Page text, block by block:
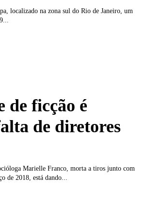
localizado na zona sul do Rio de Janeiro, um
de ficção é
de diretores
Marielle Franco, morta a tiros junto com
de 2018, está dando...